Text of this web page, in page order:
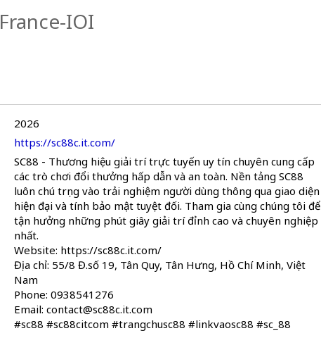
France-IOI
2026
https://sc88c.it.com/
SC88 - Thương hiệu giải trí trực tuyến uy tín chuyên cung cấp
các trò chơi đổi thưởng hấp dẫn và an toàn. Nền tảng SC88
luôn chú trọng vào trải nghiệm người dùng thông qua giao diện
hiện đại và tính bảo mật tuyệt đối. Tham gia cùng chúng tôi để
tận hưởng những phút giây giải trí đỉnh cao và chuyên nghiệp
nhất.
Website: https://sc88c.it.com/
Địa chỉ: 55/8 Đ.số 19, Tân Quy, Tân Hưng, Hồ Chí Minh, Việt
Nam
Phone: 0938541276
Email: contact@sc88c.it.com
#sc88 #sc88citcom #trangchusc88 #linkvaosc88 #sc_88